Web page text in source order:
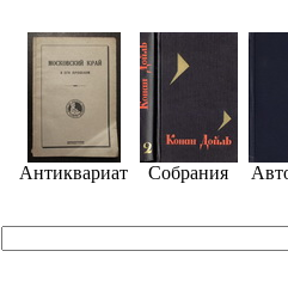
Антиквариат Собрания